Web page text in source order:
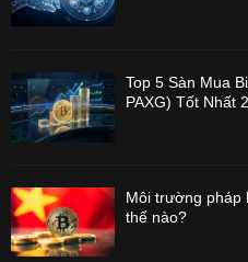
Top 5 Sàn Mua
PAXG) Tốt Nhất
Môi trường pháp
thế nào?